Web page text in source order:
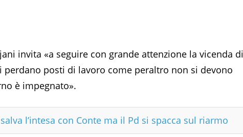
invita «a seguire con grande attenzione la vicenda di
perdano posti di lavoro come peraltro non si devono
è impegnato».
l’intesa con Conte ma il Pd si spacca sul riarmo